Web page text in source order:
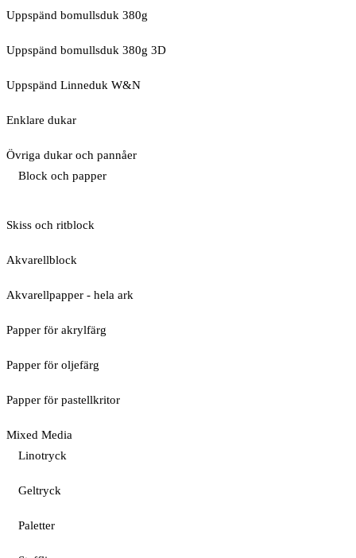
Uppspänd bomullsduk 380g
Uppspänd bomullsduk 380g 3D
Uppspänd Linneduk W&N
Enklare dukar
Övriga dukar och pannåer
Block och papper
Skiss och ritblock
Akvarellblock
Akvarellpapper - hela ark
Papper för akrylfärg
Papper för oljefärg
Papper för pastellkritor
Mixed Media
Linotryck
Geltryck
Paletter